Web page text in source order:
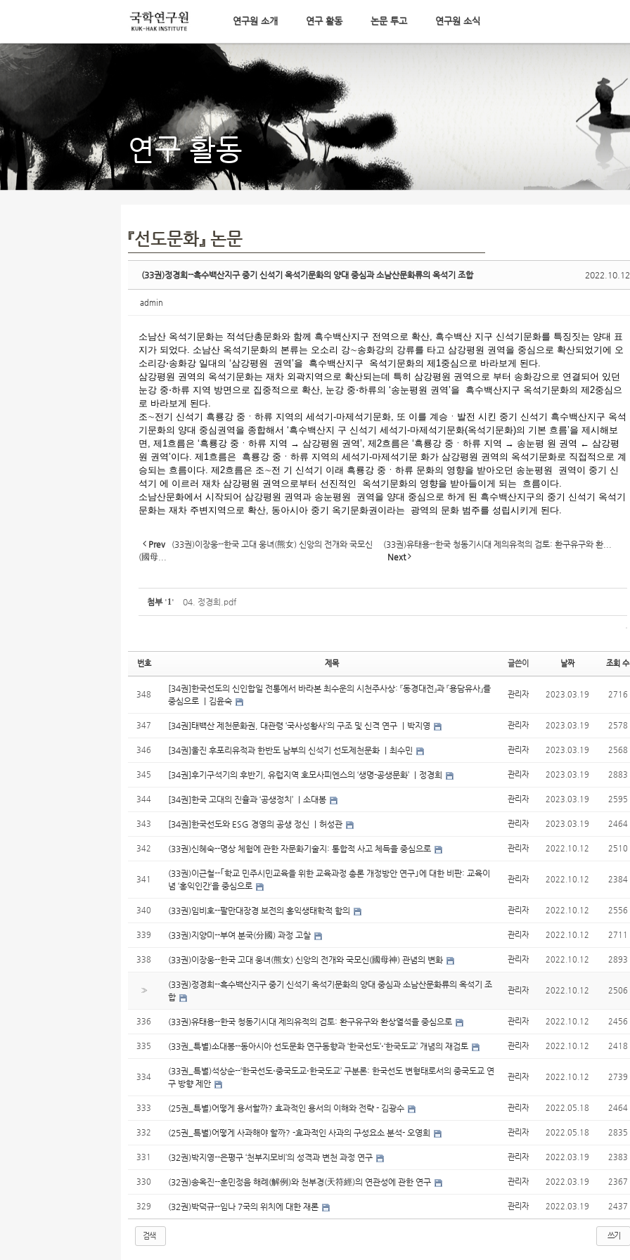
메뉴 건너뛰기
연구원 소개 연구 활동 논문 투고 연구원 소식
연구 활동
『선도문화』 논문
2022.10.12
(33권)정경희--흑수백산지구 중기 신석기 옥석기문화의 양대 중심과 소남산문화류의 옥석기 조합
admin
소남산 옥석기문화는 적석단총문화와 함께 흑수백산지구 전역으로 확산, 흑수백산 지구 신석기문화를 특징짓는 양대 표
지가 되었다. 소남산 옥석기문화의 본류는 오소리 강∼송화강의 강류를 타고 삼강평원 권역을 중심으로 확산되었기에 오
소리강⋅송화강 일대의 ‘삼강평원 권역’을 흑수백산지구 옥석기문화의 제1중심으로 바라보게 된다.
삼강평원 권역의 옥석기문화는 재차 외곽지역으로 확산되는데 특히 삼강평원 권역으로 부터 송화강으로 연결되어 있던
눈강 중⋅하류 지역 방면으로 집중적으로 확산, 눈강 중⋅하류의 ‘송눈평원 권역’을 흑수백산지구 옥석기문화의 제2중심으
로 바라보게 된다.
조∼전기 신석기 흑룡강 중ㆍ하류 지역의 세석기-마제석기문화, 또 이를 계승ㆍ발전 시킨 중기 신석기 흑수백산지구 옥석
기문화의 양대 중심권역을 종합해서 ‘흑수백산지 구 신석기 세석기-마제석기문화(옥석기문화)의 기본 흐름’을 제시해보
면, 제1흐름은 ‘흑룡강 중ㆍ하류 지역 → 삼강평원 권역’, 제2흐름은 ‘흑룡강 중ㆍ하류 지역 → 송눈평 원 권역 ← 삼강평
원 권역’이다. 제1흐름은 흑룡강 중ㆍ하류 지역의 세석기-마제석기문 화가 삼강평원 권역의 옥석기문화로 직접적으로 계
승되는 흐름이다. 제2흐름은 조∼전 기 신석기 이래 흑룡강 중ㆍ하류 문화의 영향을 받아오던 송눈평원 권역이 중기 신
석기 에 이르러 재차 삼강평원 권역으로부터 선진적인 옥석기문화의 영향을 받아들이게 되는 흐름이다.
소남산문화에서 시작되어 삼강평원 권역과 송눈평원 권역을 양대 중심으로 하게 된 흑수백산지구의 중기 신석기 옥석기
문화는 재차 주변지역으로 확산, 동아시아 중기 옥기문화권이라는 광역의 문화 범주를 성립시키게 된다.
Prev
(33권)이장웅--한국 고대 웅녀(熊女) 신앙의 전개와 국모신
(國母...
(33권)유태용--한국 청동기시대 제의유적의 검토: 환구유구와 환...
Next
첨부 '1' 04. 정경희.pdf
번호 제목 글쓴이 날짜 조회 수
348
[34권]한국선도의 신인합일 전통에서 바라본 최수운의 시천주사상: 『동경대전』과 『용담유사』를
중심으로 ｜김윤숙
관리자 2023.03.19 2716
347 [34권]태백산 제천문화권, 대관령 ‘국사성황사’의 구조 및 신격 연구 ｜박지영 관리자 2023.03.19 2578
346 [34권]울진 후포리유적과 한반도 남부의 신석기 선도제천문화 ｜최수민 관리자 2023.03.19 2568
345 [34권]후기구석기의 후반기, 유럽지역 호모사피엔스의 ‘생명-공생문화’ ｜정경희 관리자 2023.03.19 2883
344 [34권]한국 고대의 진휼과 ‘공생정치’ ｜소대봉 관리자 2023.03.19 2595
343 [34권]한국선도와 ESG 경영의 공생 정신 ｜허성관 관리자 2023.03.19 2464
342 (33권)신혜숙--명상 체험에 관한 자문화기술지: 통합적 사고 체득을 중심으로 관리자 2022.10.12 2510
341
(33권)이근철--｢학교 민주시민교육을 위한 교육과정 총론 개정방안 연구｣에 대한 비판: 교육이
념 ‘홍익인간’을 중심으로
관리자 2022.10.12 2384
340 (33권)임비호--팔만대장경 보전의 홍익생태학적 함의 관리자 2022.10.12 2556
339 (33권)지양미--부여 분국(分國) 과정 고찰 관리자 2022.10.12 2711
338 (33권)이장웅--한국 고대 웅녀(熊女) 신앙의 전개와 국모신(國母神) 관념의 변화 관리자 2022.10.12 2893
»
(33권)정경희--흑수백산지구 중기 신석기 옥석기문화의 양대 중심과 소남산문화류의 옥석기 조
합
관리자 2022.10.12 2506
336 (33권)유태용--한국 청동기시대 제의유적의 검토: 환구유구와 환상열석을 중심으로 관리자 2022.10.12 2456
335 (33권_특별)소대봉--동아시아 선도문화 연구동향과 ‘한국선도’⋅‘한국도교’ 개념의 재검토 관리자 2022.10.12 2418
334
(33권_특별)석상순--‘한국선도⋅중국도교⋅한국도교’ 구분론: 한국선도 변형태로서의 중국도교 연
구 방향 제안
관리자 2022.10.12 2739
333 (25권_특별)어떻게 용서할까? 효과적인 용서의 이해와 전략 - 김광수 관리자 2022.05.18 2464
332 (25권_특별)어떻게 사과해야 할까? -효과적인 사과의 구성요소 분석- 오영희 관리자 2022.05.18 2835
331 (32권)박지영--은평구 ‘천부지모비’의 성격과 변천 과정 연구 관리자 2022.03.19 2383
330 (32권)송옥진--훈민정음 해례(解例)와 천부경(天符經)의 연관성에 관한 연구 관리자 2022.03.19 2367
329 (32권)박덕규--임나 7국의 위치에 대한 재론 관리자 2022.03.19 2437
검색 쓰기
Sketchbook5, 스케치북5
Sketchbook5, 스케치북5